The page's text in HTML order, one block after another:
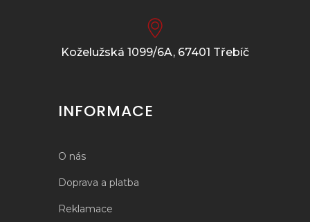
Koželužská 1099/6A, 67401 Třebíč
INFORMACE
O nás
Doprava a platba
Reklamace